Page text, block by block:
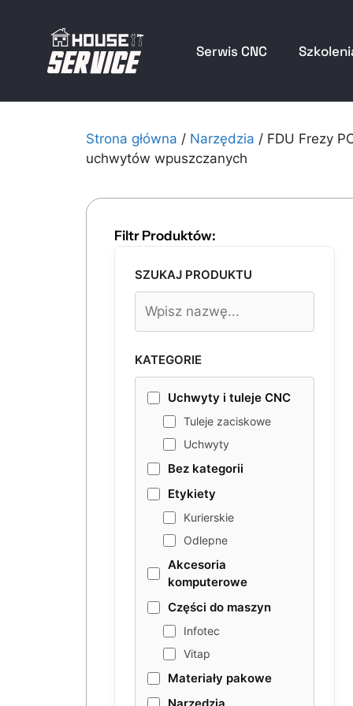
Serwis CNC
Strona główna / Narzędzia / FDU Frezy
uchwytów wpuszczanych
Filtr Produktów:
SZUKAJ PRODUKTU
KATEGORIE
Uchwyty i tuleje CNC
Tuleje zaciskowe
Uchwyty
Bez kategorii
Etykiety
Kurierskie
Odlepne
Akcesoria
komputerowe
Części do maszyn
Infotec
Vitap
Materiały pakowe